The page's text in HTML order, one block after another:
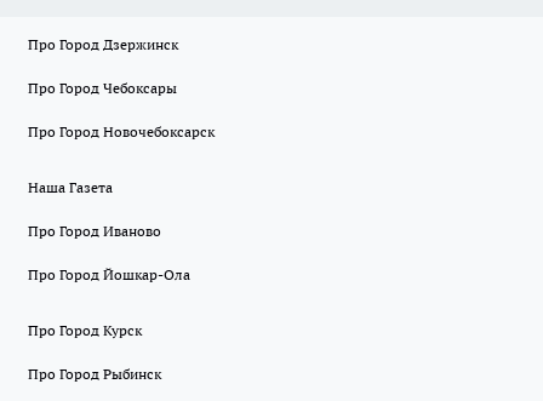
Про Город Дзержинск
Про Город Чебоксары
Про Город Новочебоксарск
Наша Газета
Про Город Иваново
Про Город Йошкар-Ола
Про Город Курск
Про Город Рыбинск